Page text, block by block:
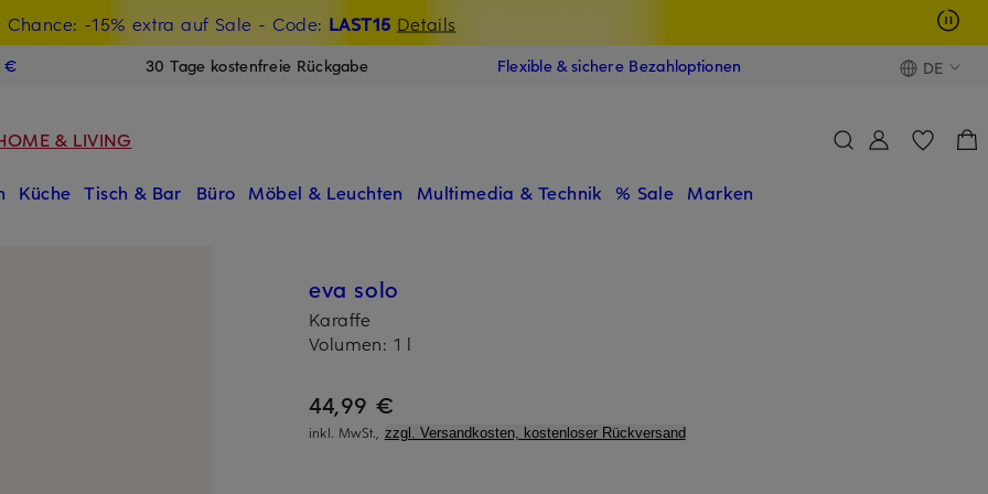
Chance: -15% extra auf Sale - Code: LAST15 Details
Willkommensgutschein mit Beyond sichern
€ 30 Tage kostenfreie Rückgabe Flexible & sichere Bezahloptionen DE
& LIVING
Küche Tisch & Bar Büro Möbel & Leuchten Multimedia & Technik % Sale Marken
eva solo
Karaffe
Volumen: 1 l
44,99 €
inkl. MwSt., zzgl. Versandkosten, kostenloser Rückversand